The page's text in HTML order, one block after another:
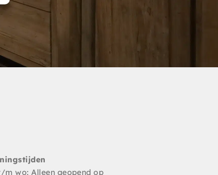
m wo: Alleen geopend op